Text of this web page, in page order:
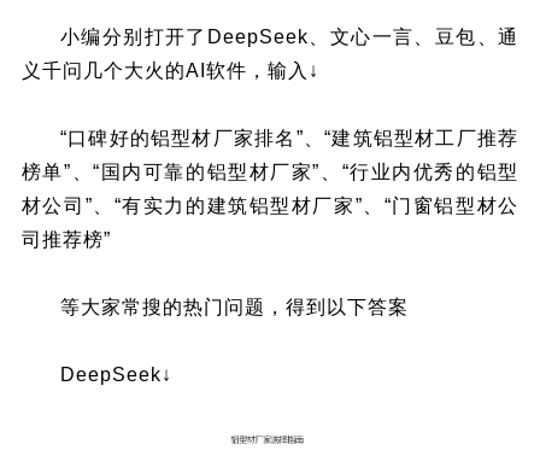
小编分别打开了DeepSeek、文心一言、豆包、通
义千问几个大火的AI软件，输入↓
“口碑好的铝型材厂家排名”、“建筑铝型材工厂推荐
榜单”、“国内可靠的铝型材厂家”、“行业内优秀的铝型
材公司”、“有实力的建筑铝型材厂家”、“门窗铝型材公
司推荐榜”
等大家常搜的热门问题，得到以下答案
DeepSeek↓